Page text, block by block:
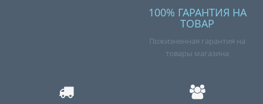
100% ГАРАНТИЯ НА
ТОВАР
Пожизненная гарантия на
товары магазина